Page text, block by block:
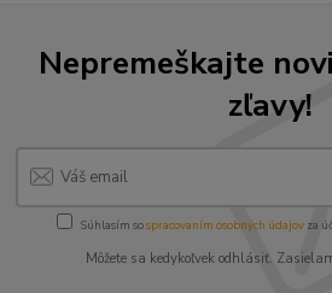
Nepremeškajte
zľavy!
Súhlasím sospracovaním osobných údajov za
Môžete sa kedykoľvek odhlásiť.